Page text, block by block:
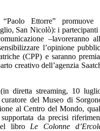
“Paolo Ettorre” promuove
San Nicolò): i partecipanti
–lavoreranno
l’opinione
(CPP) e saranno
creativo dell’agenzia
diretta streaming, 10
del Museo di
al Centro del Mondo,
da precisi
libro Le Colonne